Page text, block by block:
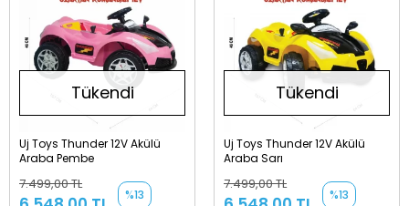
Tükendi
Uj Toys Thunder 12V Akülü
Araba Pembe
7.499,00 TL
%13
Tükendi
Uj Toys Thunder 12V Akülü
Araba Sarı
7.499,00 TL
%13